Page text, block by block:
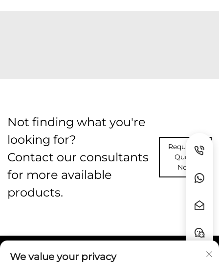
Not finding what you're
looking for?
Contact our consultants
for more available
products.
Request A
Quote
Now
We value your privacy